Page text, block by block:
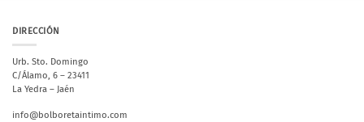
DIRECCIÓN
Urb. Sto. Domingo
C/Álamo, 6 – 23411
La Yedra – Jaén
info@bolboretaintimo.com